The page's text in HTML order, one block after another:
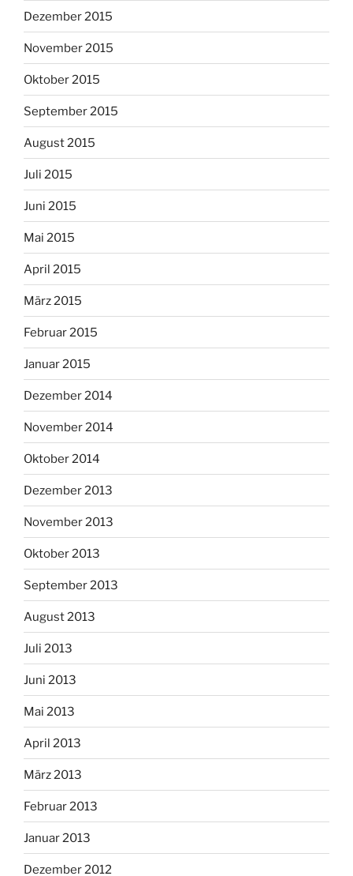
Dezember 2015
November 2015
Oktober 2015
September 2015
August 2015
Juli 2015
Juni 2015
Mai 2015
April 2015
März 2015
Februar 2015
Januar 2015
Dezember 2014
November 2014
Oktober 2014
Dezember 2013
November 2013
Oktober 2013
September 2013
August 2013
Juli 2013
Juni 2013
Mai 2013
April 2013
März 2013
Februar 2013
Januar 2013
Dezember 2012